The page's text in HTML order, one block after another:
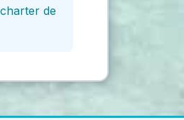
charter de